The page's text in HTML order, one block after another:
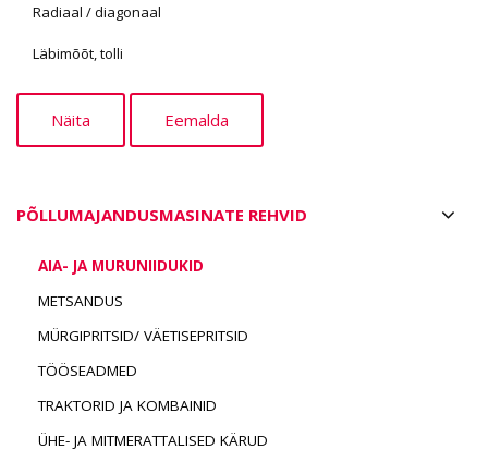
Radiaal / diagonaal
Läbimõõt, tolli
PÕLLUMAJANDUSMASINATE REHVID
AIA- JA MURUNIIDUKID
METSANDUS
MÜRGIPRITSID/ VÄETISEPRITSID
TÖÖSEADMED
TRAKTORID JA KOMBAINID
ÜHE- JA MITMERATTALISED KÄRUD